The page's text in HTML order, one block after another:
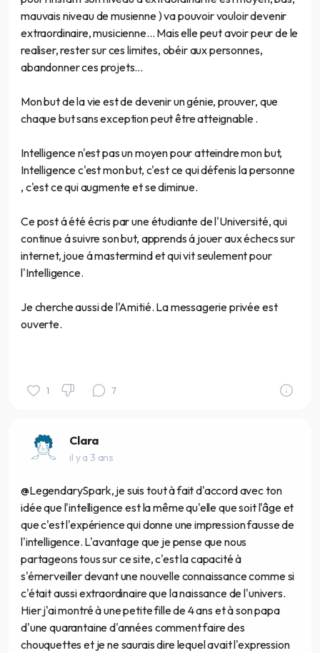
mauvais niveau de musienne ) va pouvoir vouloir devenir
extraordinaire, musicienne... Mais elle peut avoir peur de le
realiser, rester sur ces limites, obéir aux personnes,
abandonner ces projets...
Mon but de la vie est de devenir un génie, prouver, que
chaque but sans exception peut être atteignable .
Intelligence n'est pas un moyen pour atteindre mon but,
Intelligence c'est mon but, c'est ce qui défenis la personne
, c'est ce qui augmente et se diminue.
Ce post á été écris par une étudiante de l'Université, qui
continue á suivre son but, apprends á jouer aux échecs sur
internet, joue á mastermind et qui vit seulement pour
l'Intelligence.
Je cherche aussi de l'Amitié. La messagerie privée est
ouverte.
1 7
Clara
il y a 3 ans
@LegendarySpark, je suis tout à fait d'accord avec ton
idée que l'intelligence est la même qu'elle que soit l'âge et
que c'est l'expérience qui donne une impression fausse de
l'intelligence. L'avantage que je pense que nous
partageons tous sur ce site, c'est la capacité à
s'émerveiller devant une nouvelle connaissance comme si
c'était aussi extraordinaire que la naissance de l'univers.
Hier j'ai montré à une petite fille de 4 ans et à son papa
d'une quarantaine d'années comment faire des
chouquettes et je ne saurais dire lequel avait l'expression